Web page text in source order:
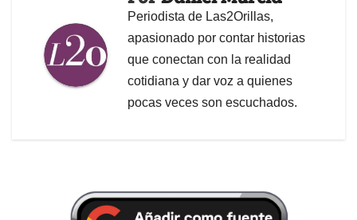
Periodista de Las2Orillas,
apasionado por contar historias
que conectan con la realidad
cotidiana y dar voz a quienes
pocas veces son escuchados.